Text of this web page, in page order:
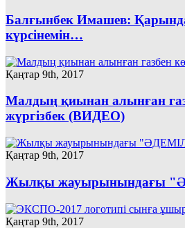
Балғынбек Имашев:
күрсінемін…
Қаңтар 9th, 2017
Малдың қиынан алынған
жүргізбек (ВИДЕО)
Қаңтар 9th, 2017
Жылқы жауырынындағы
Қаңтар 9th, 2017